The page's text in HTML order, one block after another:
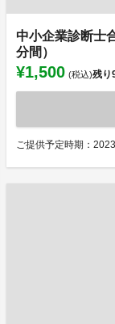
中小企業診断士
分間）
¥1,500 (税込)残り
ご提供予定時期：